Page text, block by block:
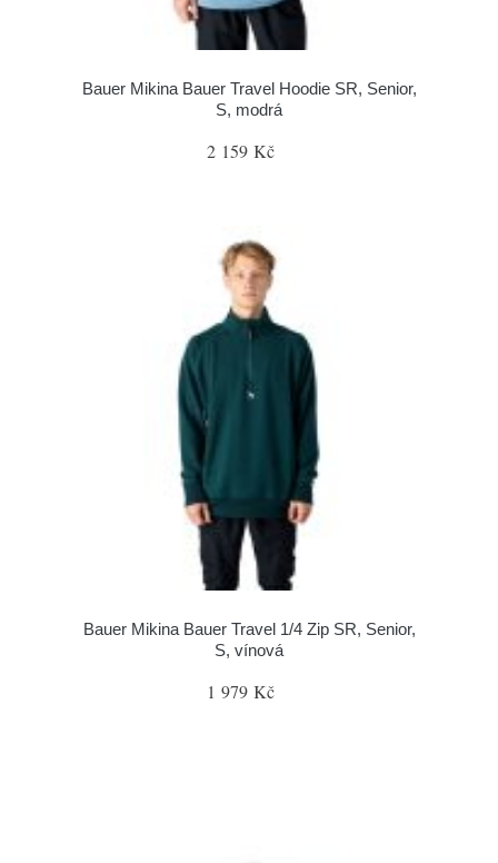
Bauer Mikina Bauer Travel Hoodie SR, Senior,
S, modrá
2 159 Kč
Bauer Mikina Bauer Travel 1/4 Zip SR, Senior,
S, vínová
1 979 Kč